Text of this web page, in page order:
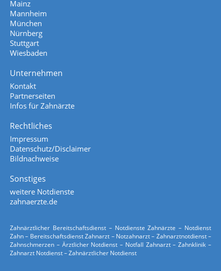
Mainz
Mannheim
München
Nürnberg
Stuttgart
Wiesbaden
Unternehmen
Kontakt
Partnerseiten
Infos für Zahnärzte
Rechtliches
Impressum
Datenschutz/Disclaimer
Bildnachweise
Sonstiges
weitere Notdienste
zahnaerzte.de
Zahnärztlicher Bereitschaftsdienst – Notdienste Zahnärzte – Notdienst
Zahn – Bereitschaftsdienst Zahnarzt – Notzahnarzt – Zahnarztnotdienst –
Zahnschmerzen – Ärztlicher Notdienst – Notfall Zahnarzt – Zahnklinik –
Zahnarzt Notdienst – Zahnärztlicher Notdienst